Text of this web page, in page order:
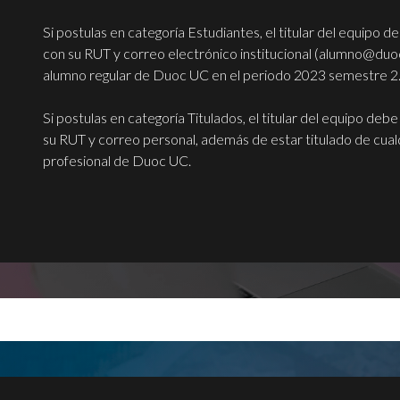
Si postulas en categoría Estudiantes, el titular del equipo
con su RUT y correo electrónico institucional
alumno regular de Duoc UC en el periodo 2023 semestre 2.
Si postulas en categoría Titulados, el titular del equipo
su RUT y correo personal, además de estar titulado de
profesional de Duoc UC.